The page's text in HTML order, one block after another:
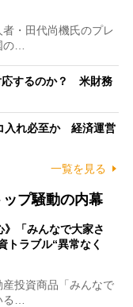
・田代尚機氏のプレ
…
応するのか？ 米財務
入れ必至か 経済運営
一覧を見る
ップ騒動の内幕
》「みんなで大家さ
トラブル“異常なく
投資商品「みんなで
…